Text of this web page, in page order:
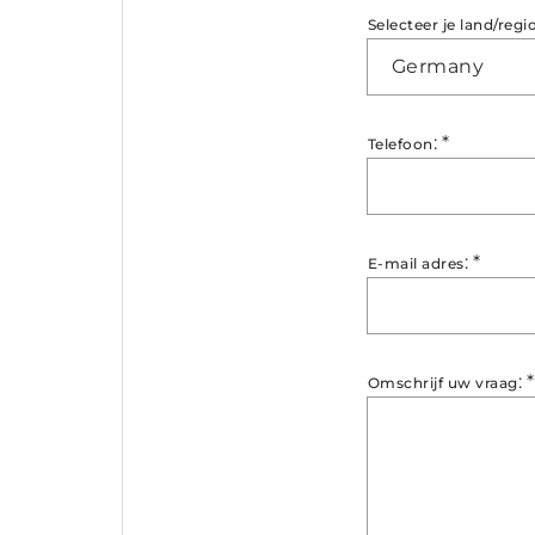
Selecteer je land/regio
Germany
Telefoon: *
E-mail adres: *
Omschrijf uw vraag: *